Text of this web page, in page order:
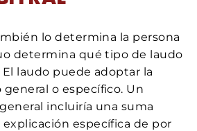
lo determina la persona
determina qué tipo de laudo
laudo puede adoptar la
o específico. Un
incluiría una suma
específica de por